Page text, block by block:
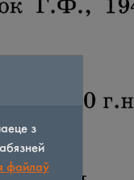
з
файлаў